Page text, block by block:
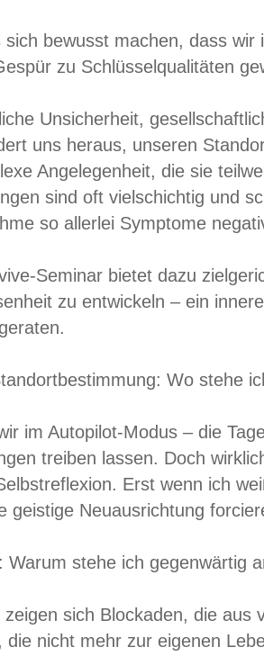
sich bewusst machen, dass wir
zu Schlüsselqualitäten
Unsicherheit,
uns heraus, unseren
Angelegenheit, die sie
sind oft vielschichtig und
so allerlei Symptome
Seminar bietet dazu
zu entwickeln – ein
Wo stehe
im Autopilot-Modus – die
treiben lassen. Doch
Erst wenn ich
geistige Neuausrichtung
Warum stehe ich gegenwärtig
zeigen sich Blockaden, die
die nicht mehr zur eigenen